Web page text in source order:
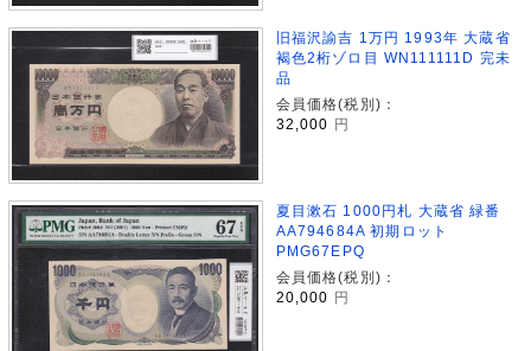
旧福沢諭吉 1万円 1993年 大蔵省
褐色2桁ゾロ目 WN111111D 完未
品
会員価格(税別)：
32,000 円
夏目漱石 1000円札 大蔵省 緑番
AA794684A 初期ロット
PMG67EPQ
会員価格(税別)：
20,000
円